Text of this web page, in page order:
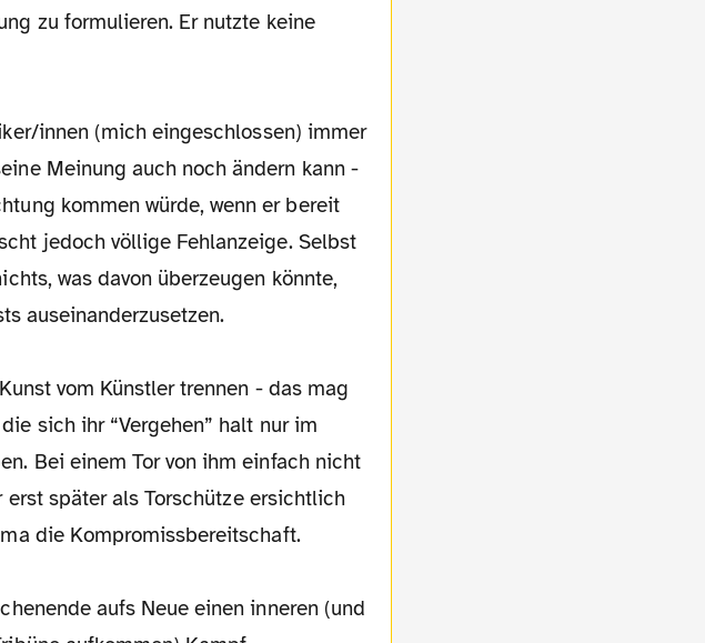
zu formulieren. Er nutzte keine
innen (mich eingeschlossen) immer
Meinung auch noch ändern kann -
kommen würde, wenn er bereit
jedoch völlige Fehlanzeige. Selbst
was davon überzeugen könnte,
auseinanderzusetzen.
vom Künstler trennen - das mag
sich ihr “Vergehen” halt nur im
Bei einem Tor von ihm einfach nicht
später als Torschütze ersichtlich
die Kompromissbereitschaft.
aufs Neue einen inneren (und